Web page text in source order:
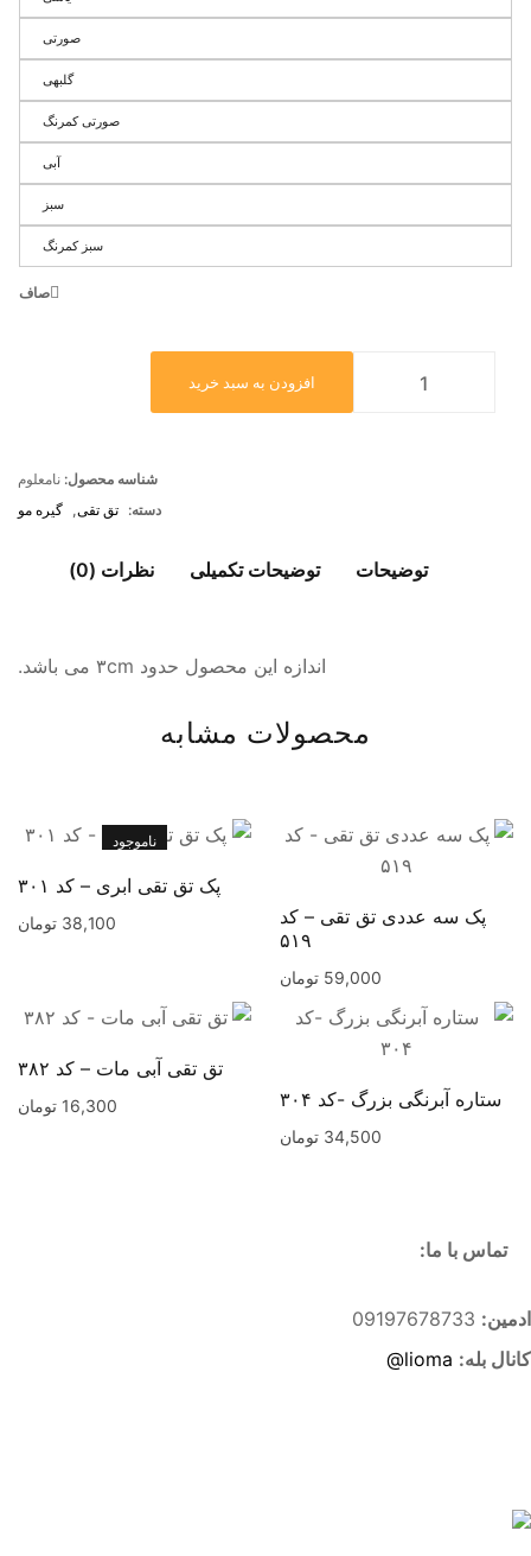
صورتی
گلبهی
صورتی کمرنگ
آبی
سبز
سبز کمرنگ
صاف
افزودن به سبد خرید
شناسه محصول: نامعلوم
دسته: تق تقی گیره مو
توضیحات توضیحات تکمیلی نظرات (0)
اندازه این محصول حدود ۳cm می باشد.
محصولات مشابه
پک سه عددی تق تقی – کد
۵۱۹
59,000 تومان
ناموجود
پک تق تقی ابری – کد ۳۰۱
38,100 تومان
ستاره آبرنگی بزرگ -کد ۳۰۴
34,500 تومان
تق تقی آبی مات – کد ۳۸۲
16,300 تومان
تماس با ما:
ادمین:
کانال بله: lioma@